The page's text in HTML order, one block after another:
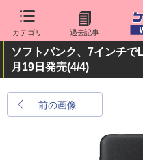
カテゴリ 過去記事
ソフトバンク、7インチ
月19日発売(4/4)
前の画像